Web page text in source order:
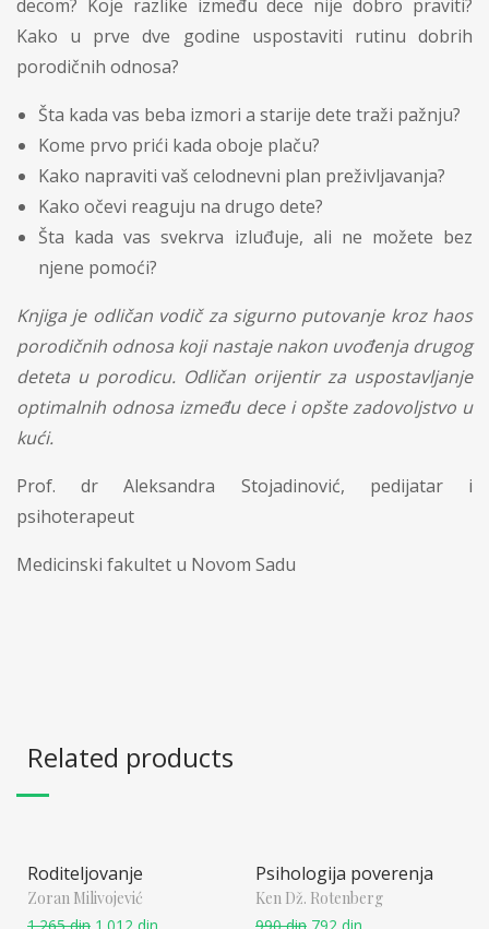
decom? Koje razlike između dece nije dobro praviti?
Kako u prve dve godine uspostaviti rutinu dobrih
porodičnih odnosa?
Šta kada vas beba izmori a starije dete traži pažnju?
Kome prvo prići kada oboje plaču?
Kako napraviti vaš celodnevni plan preživljavanja?
Kako očevi reaguju na drugo dete?
Šta kada vas svekrva izluđuje, ali ne možete bez
njene pomoći?
Knjiga je odličan vodič za sigurno putovanje kroz haos
porodičnih odnosa koji nastaje nakon uvođenja drugog
deteta u porodicu. Odličan orijentir za uspostavljanje
optimalnih odnosa između dece i opšte zadovoljstvo u
kući.
Prof. dr Aleksandra Stojadinović, pedijatar i
psihoterapeut
Medicinski fakultet u Novom Sadu
Related products
Roditeljovanje
Zoran Milivojević
Psihologija poverenja
Ken Dž. Rotenberg